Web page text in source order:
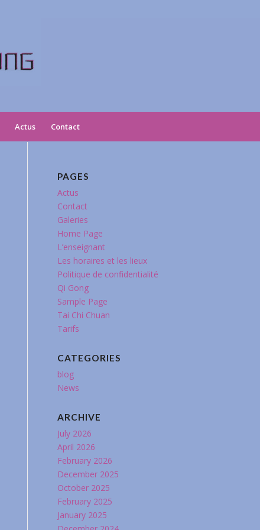
Actus Contact
PAGES
Actus
Contact
Galeries
Home Page
L’enseignant
Les horaires et les lieux
Politique de confidentialité
Qi Gong
Sample Page
Tai Chi Chuan
Tarifs
CATEGORIES
blog
News
ARCHIVE
July 2026
April 2026
February 2026
December 2025
October 2025
February 2025
January 2025